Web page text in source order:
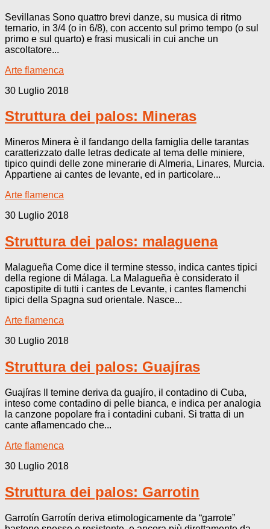
Sevillanas Sono quattro brevi danze, su musica di ritmo
ternario, in 3/4 (o in 6/8), con accento sul primo tempo (o sul
primo e sul quarto) e frasi musicali in cui anche un
ascoltatore...
Arte flamenca
30 Luglio 2018
Struttura dei palos: Mineras
Mineros Minera è il fandango della famiglia delle tarantas
caratterizzato dalle letras dedicate al tema delle miniere,
tipico quindi delle zone minerarie di Almeria, Linares, Murcia.
Appartiene ai cantes de levante, ed in particolare...
Arte flamenca
30 Luglio 2018
Struttura dei palos: malaguena
Malagueña Come dice il termine stesso, indica cantes tipici
della regione di Málaga. La Malagueña è considerato il
capostipite di tutti i cantes de Levante, i cantes flamenchi
tipici della Spagna sud orientale. Nasce...
Arte flamenca
30 Luglio 2018
Struttura dei palos: Guajíras
Guajíras Il temine deriva da guajíro, il contadino di Cuba,
inteso come contadino di pelle bianca, e indica per analogia
la canzone popolare fra i contadini cubani. Si tratta di un
cante aflamencado che...
Arte flamenca
30 Luglio 2018
Struttura dei palos: Garrotin
Garrotín Garrotín deriva etimologicamente da “garrote”